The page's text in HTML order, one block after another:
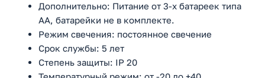
Дополнительно: Питание от 3-х батареек типа
AA, батарейки не в комплекте.
Режим свечения: постоянное свечение
Срок службы: 5 лет
Степень защиты: IP 20